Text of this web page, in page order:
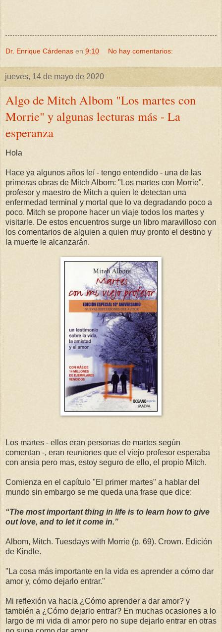
Dr. Enrique Cárdenas en 9:10 No hay comentarios:
jueves, 14 de mayo de 2020
Algo de Mitch Albom "Los martes con
Morrie" y algunas lecturas más - La
esperanza
Hola
Hace ya algunos años leí - tengo entendido - una de las
primeras obras de Mitch Albom: "Los martes con Morrie",
profesor y maestro de Mitch a quien le detectan una
enfermedad terminal y mortal que lo va degradando poco a
poco. Mitch se propone hacer un viaje todos los martes y
visitarle. De estos encuentros surge un libro maravilloso con
los comentarios de alguien a quien muy pronto el destino y
la muerte le alcanzarán.
Los martes - ellos eran personas de martes según
comentan -, eran reuniones que el viejo profesor esperaba
con ansia pero mas, estoy seguro de ello, el propio Mitch.
Comienza en el capítulo "El primer martes" a hablar del
mundo sin embargo se me queda una frase que dice:
“The most important thing in life is to learn how to give
out love, and to let it come in.”
Albom, Mitch. Tuesdays with Morrie (p. 69). Crown. Edición
de Kindle.
"La cosa más importante en la vida es aprender a cómo dar
amor y, cómo dejarlo entrar."
Mi reflexión va hacia ¿Cómo aprender a dar amor? y
también a ¿Cómo dejarlo entrar? En muchas ocasiones a lo
largo de mi vida di amor pero no supe dejarlo entrar en otras